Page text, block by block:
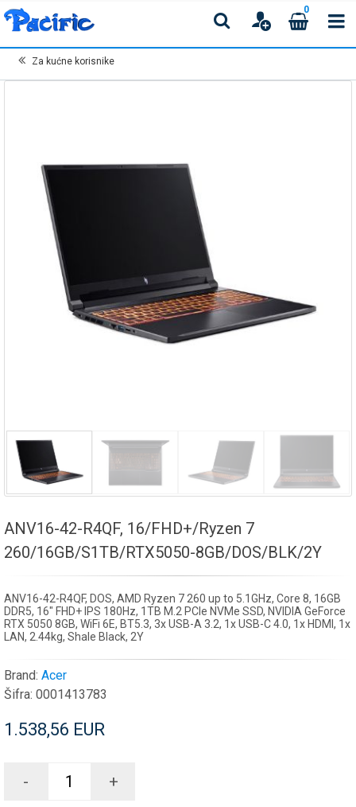
0
Za kućne korisnike
ANV16-42-R4QF, 16/FHD+/Ryzen 7
260/16GB/S1TB/RTX5050-8GB/DOS/BLK/2Y
ANV16-42-R4QF, DOS, AMD Ryzen 7 260 up to 5.1GHz, Core 8, 16GB
DDR5, 16" FHD+ IPS 180Hz, 1TB M.2 PCIe NVMe SSD, NVIDIA GeForce
RTX 5050 8GB, WiFi 6E, BT5.3, 3x USB-A 3.2, 1x USB-C 4.0, 1x HDMI, 1x
LAN, 2.44kg, Shale Black, 2Y
Brand: Acer
Šifra: 0001413783
1.538,56 EUR
- +